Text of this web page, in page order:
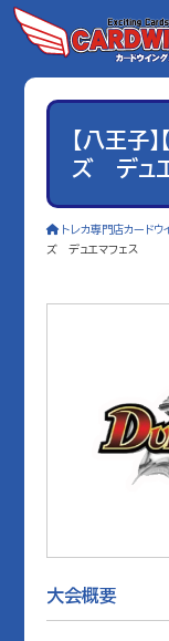
【八王子
ズ デュ
トレカ専門店カードウ
ズ デュエマフェス
大会概要